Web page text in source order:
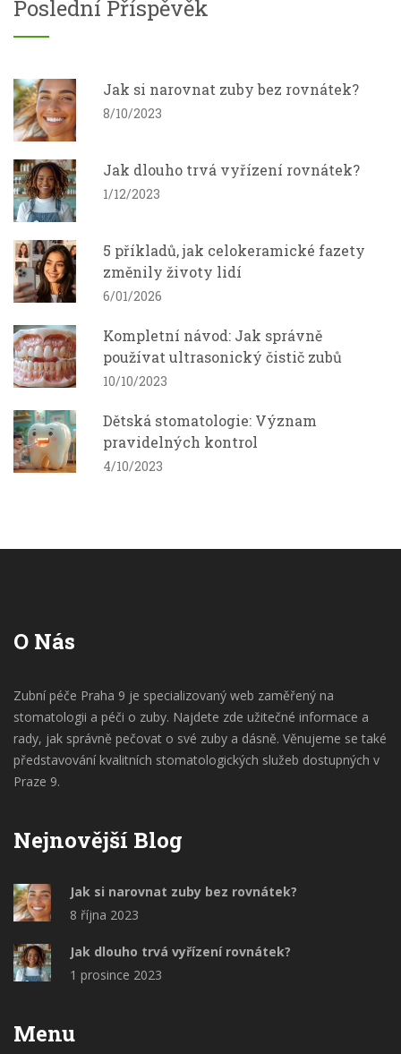
Poslední Příspěvěk
Jak si narovnat zuby bez rovnátek?
8/10/2023
Jak dlouho trvá vyřízení rovnátek?
1/12/2023
5 příkladů, jak celokeramické fazety
změnily životy lidí
6/01/2026
Kompletní návod: Jak správně
používat ultrasonický čistič zubů
10/10/2023
Dětská stomatologie: Význam
pravidelných kontrol
4/10/2023
O Nás
Zubní péče Praha 9 je specializovaný web zaměřený na
stomatologii a péči o zuby. Najdete zde užitečné informace a
rady, jak správně pečovat o své zuby a dásně. Věnujeme se také
představování kvalitních stomatologických služeb dostupných v
Praze 9.
Nejnovější Blog
Jak si narovnat zuby bez rovnátek?
8 října 2023
Jak dlouho trvá vyřízení rovnátek?
1 prosince 2023
Menu